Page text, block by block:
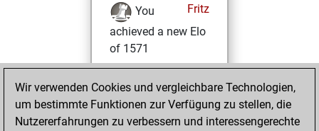
Fritz
You
achieved a new Elo
of 1571
November 21,
2023
Wir verwenden Cookies und vergleichbare Technologien,
um bestimmte Funktionen zur Verfügung zu stellen, die
Nutzererfahrungen zu verbessern und interessengerechte